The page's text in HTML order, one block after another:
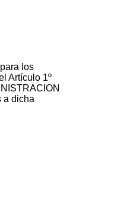
los
Artículo 1º
a dicha